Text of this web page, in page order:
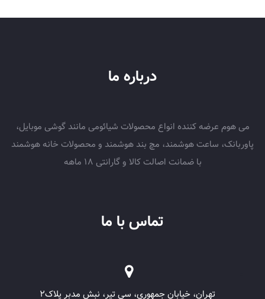
درباره ما
می هوم عرضه کننده انواع محصولات شیائومی مانند گوشی موبایل،
پاوربانک، ساعت هوشمند، مچ بند هوشمند و محصولات خانه هوشمند
با ضمانت اصالت کالا و گارانتی 18 ماهه
تماس با ما
تهران، خیابان جمهوری، سی تیر، نبش مدبر پلاک۲